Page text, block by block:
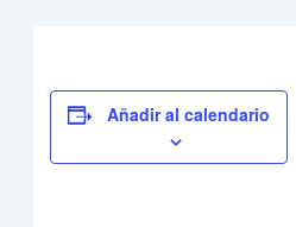
Añadir al calendario